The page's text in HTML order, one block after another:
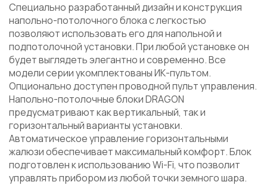
Специально разработанный дизайн и конструкция
напольно-потолочного блока с легкостью
позволяют использовать его для напольной и
подпотолочной установки. При любой установке он
будет выглядеть элегантно и современно. Все
модели серии укомплектованы ИК-пультом.
Опционально доступен проводной пульт управления.
Напольно-потолочные блоки DRAGON
предусматривают как вертикальный, так и
горизонтальный варианты установки.
Автоматическое управление горизонтальными
жалюзи обеспечивает максимальный комфорт. Блок
подготовлен к использованию Wi-Fi, что позволит
управлять прибором из любой точки земного шара.